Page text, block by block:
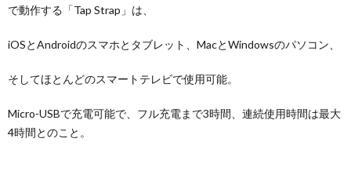
で動作する「Tap Strap」は、
iOSとAndroidのスマホとタブレット、MacとWindowsのパソコン、
そしてほとんどのスマートテレビで使用可能。
Micro-USBで充電可能で、フル充電まで3時間、連続使用時間は最大
4時間とのこと。